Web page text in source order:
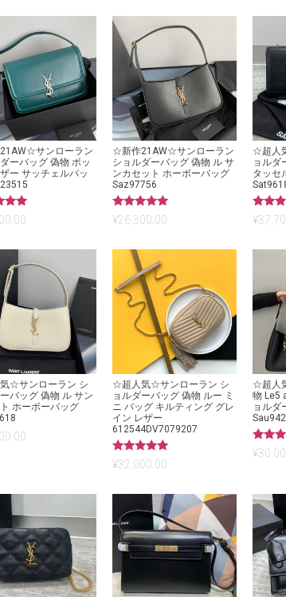
サンローラン
ーバッグ 偽物 ボッ
ー サッチェルバッ
☆新作21AW☆サンローラン
ショルダーバッグ 偽物 ル サ
ンカセット ホーボーバッグ
Saz97756
5段階中
5.00
¥26,300.00
☆超人
ョルダ
タッセ
5段階
5.00
¥
☆サンローラン シ
バッグ 偽物 ル サン
ホーボーバッグ
☆超人気☆サンローラン シ
ョルダーバッグ 偽物 ルー ミ
ニ バッグ キルティング グレ
イン レザー
612544DV7079207
5段階中
5.00
¥32,000.00
☆超人
物 Le5
ョルダ
5段階
5.00
¥